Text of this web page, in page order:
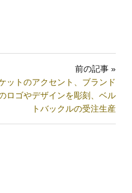
前の記事 »
ットのアクセント、ブランド
ロゴやデザインを彫刻、ベル
トバックルの受注生産